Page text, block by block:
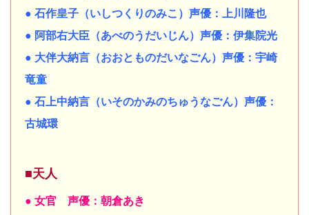
● 石作皇子（いしつくりのみこ）声優：上川隆也
● 阿部右大臣（あべのうだいじん）声優：伊集院光
● 大伴大納言（おおとものだいなごん）声優：宇崎
竜童
● 石上中納言（いそのかみのちゅうなごん）声優：
古城環
■天人
● 女官 声優：朝倉あき